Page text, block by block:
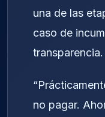
una de las
caso de
transparencia.
no pagar.